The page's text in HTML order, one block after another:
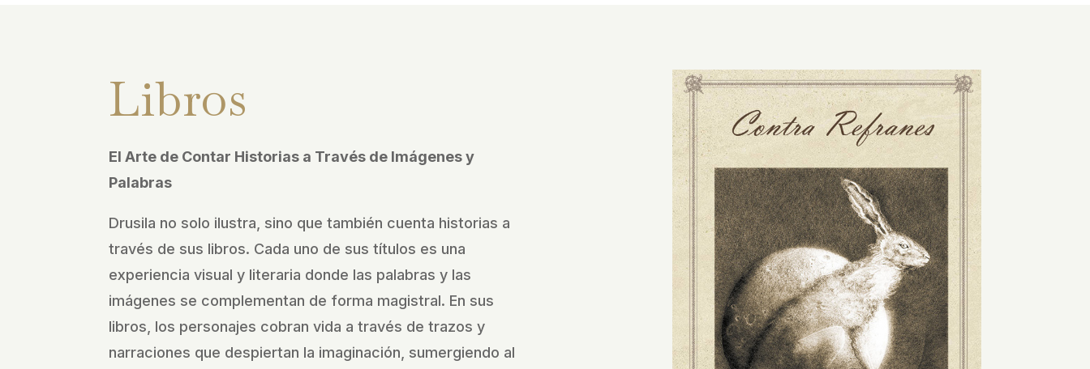
Libros
El Arte de Contar Historias a Través de Imágenes y
Palabras
Drusila no solo ilustra, sino que también cuenta historias a
través de sus libros. Cada uno de sus títulos es una
experiencia visual y literaria donde las palabras y las
imágenes se complementan de forma magistral. En sus
libros, los personajes cobran vida a través de trazos y
narraciones que despiertan la imaginación, sumergiendo al